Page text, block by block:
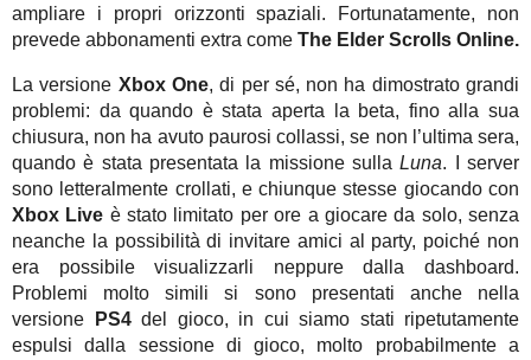
ampliare i propri orizzonti spaziali. Fortunatamente, non
prevede abbonamenti extra come The Elder Scrolls Online.
La versione Xbox One, di per sé, non ha dimostrato grandi
problemi: da quando è stata aperta la beta, fino alla sua
chiusura, non ha avuto paurosi collassi, se non l’ultima sera,
quando è stata presentata la missione sullaLuna. I server
sono letteralmente crollati, e chiunque stesse giocando con
Xbox Live è stato limitato per ore a giocare da solo, senza
neanche la possibilità di invitare amici al party, poiché non
era possibile visualizzarli neppure dalla dashboard.
Problemi molto simili si sono presentati anche nella
versione
PS4del gioco, in cui siamo stati ripetutamente
espulsi dalla sessione di gioco, molto probabilmente a